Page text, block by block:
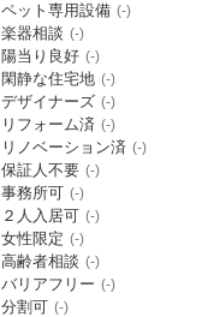
ペット専用設備 (-)
楽器相談 (-)
陽当り良好 (-)
閑静な住宅地 (-)
デザイナーズ (-)
リフォーム済 (-)
リノベーション済 (-)
保証人不要 (-)
事務所可 (-)
２人入居可 (-)
女性限定 (-)
高齢者相談 (-)
バリアフリー (-)
分割可 (-)